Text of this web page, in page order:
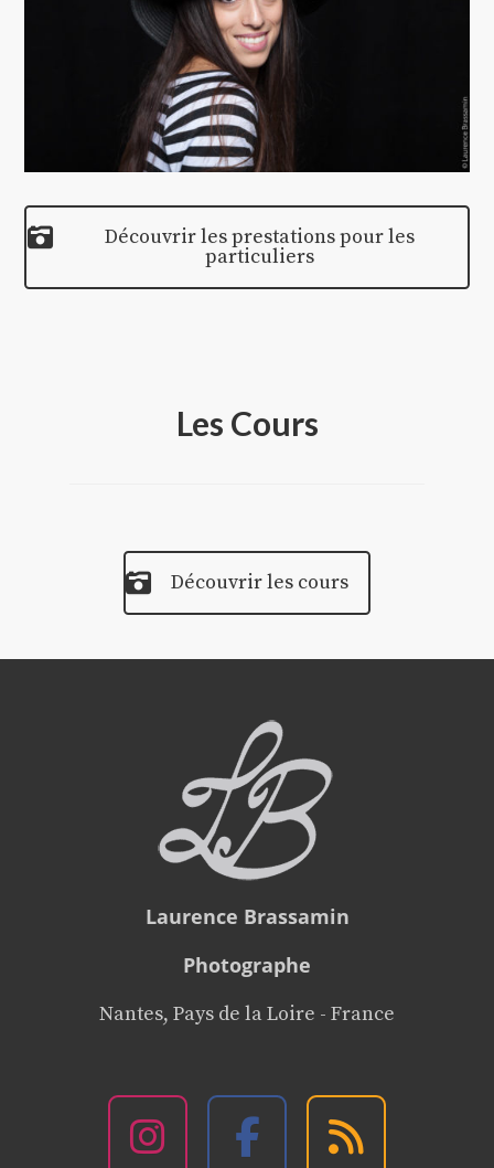
Découvrir les prestations pour les
particuliers
Les Cours
Découvrir les cours
Laurence Brassamin
Photographe
Nantes, Pays de la Loire - France